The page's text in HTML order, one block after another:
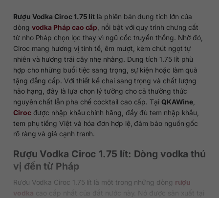
Rượu Vodka Ciroc 1.75 lít là phiên bản dung tích lớn của
dòng vodka Pháp cao cấp , nổi bật với quy trình chưng cất
từ nho Pháp chọn lọc thay vì ngũ cốc truyền thống. Nhờ đó,
Ciroc mang hương vị tinh tế, êm mượt, kèm chút ngọt tự
nhiên và hương trái cây nhẹ nhàng. Dung tích 1.75 lít phù
hợp cho những buổi tiệc sang trọng, sự kiện hoặc làm quà
tặng đẳng cấp. Với thiết kế chai sang trọng và chất lượng
hảo hạng, đây là lựa chọn lý tưởng cho cả thưởng thức
nguyên chất lẫn pha chế cocktail cao cấp. Tại QKAWine
Cirocđược nhập khẩu chính hãng, đầy đủ tem nhập khẩu,
tem phụ tiếng Việt và hóa đơn hợp lệ, đảm bảo nguồn gốc
rõ ràng và giá cạnh tranh.
Rượu Vodka Ciroc 1.75 lít: Dòng vodka thú
vị đến từ Pháp
Rượu Vodka Ciroc 1.75 lít là một trong những dòng rượu
vodka cao cấp nhất của đất nước này. Nó được sản xuất tại